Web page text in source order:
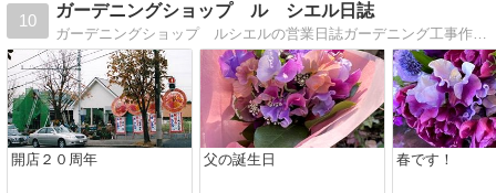
10
ガーデニングショップ ル シエル日誌
ガーデニングショップ ルシエルの営業日誌ガーデニング工事作業日誌、寄せ植え、雑貨・草花の紹介
開店２０周年 父の誕生日 春です！